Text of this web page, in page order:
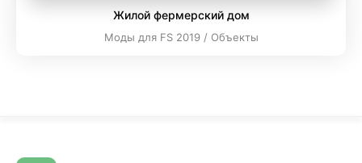
Жилой фермерский дом
Моды для FS 2019 / Объекты